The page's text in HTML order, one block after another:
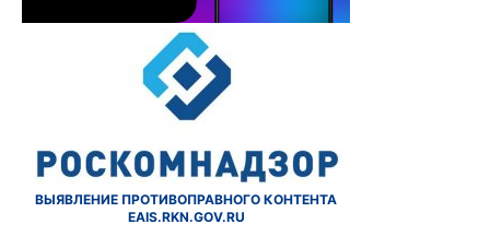
ВЫЯВЛЕНИЕ ПРОТИВОПРАВНОГО КОНТЕНТА
EAIS.RKN.GOV.RU